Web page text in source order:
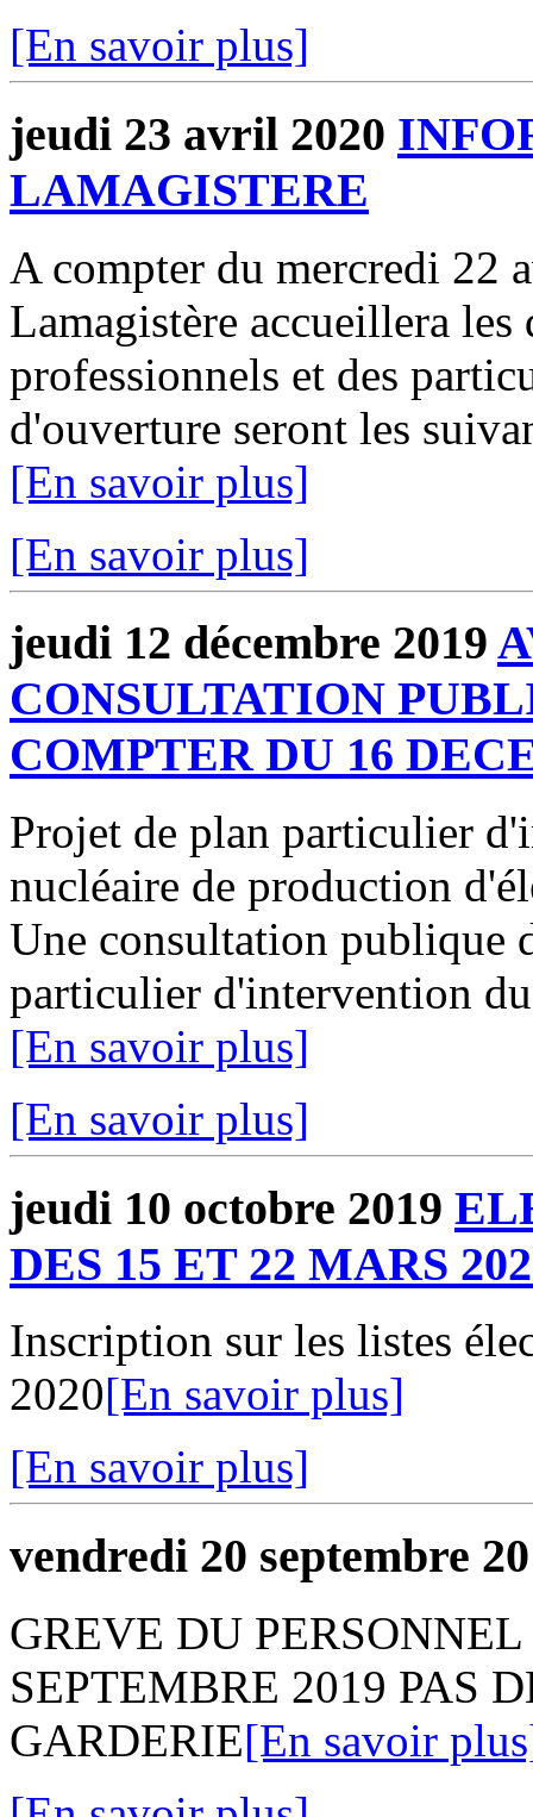
[En savoir plus]
jeudi 23 avril 2020
LAMAGISTERE
A compter du mercredi 22
Lamagistère accueillera les
professionnels et des
d'ouverture seront les
[En savoir plus]
[En savoir plus]
jeudi 12 décembre 2019
CONSULTATION
COMPTER DU 16
Projet de plan particulier
nucléaire de production
Une consultation publique
particulier d'intervention
[En savoir plus]
[En savoir plus]
jeudi 10 octobre 2019
DES 15 ET 22 MARS
Inscription sur les listes
2020[En savoir plus]
[En savoir plus]
vendredi 20 septembre
GREVE DU
SEPTEMBRE 2019 PAS
GARDERIE[En savoir